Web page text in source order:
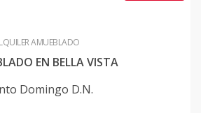
AMUEBLADO
EN BELLA VISTA
Domingo D.N.